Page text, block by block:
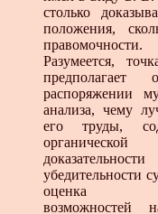
столько
положения,
правомочности.
Разумеется,
распоряжении
анализа, чему
его труды,
убедительности
оценка
возможностей